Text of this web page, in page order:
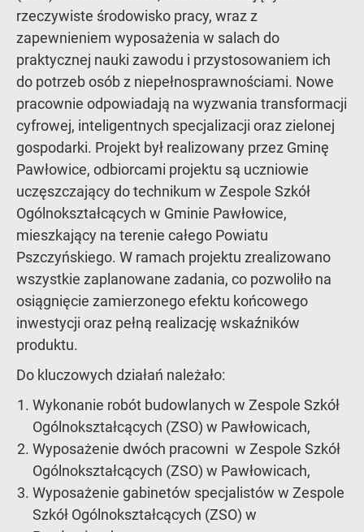
rzeczywiste środowisko pracy, wraz z
zapewnieniem wyposażenia w salach do
praktycznej nauki zawodu i przystosowaniem ich
do potrzeb osób z niepełnosprawnościami. Nowe
pracownie odpowiadają na wyzwania transformacji
cyfrowej, inteligentnych specjalizacji oraz zielonej
gospodarki. Projekt był realizowany przez Gminę
Pawłowice, odbiorcami projektu są uczniowie
uczęszczający do technikum w Zespole Szkół
Ogólnokształcących w Gminie Pawłowice,
mieszkający na terenie całego Powiatu
Pszczyńskiego. W ramach projektu zrealizowano
wszystkie zaplanowane zadania, co pozwoliło na
osiągnięcie zamierzonego efektu końcowego
inwestycji oraz pełną realizację wskaźników
produktu.
Do kluczowych działań należało:
Wykonanie robót budowlanych w Zespole Szkół
Ogólnokształcących (ZSO) w Pawłowicach,
Wyposażenie dwóch pracowni w Zespole Szkół
Ogólnokształcących (ZSO) w Pawłowicach,
Wyposażenie gabinetów specjalistów w Zespole
Szkół Ogólnokształcących (ZSO) w